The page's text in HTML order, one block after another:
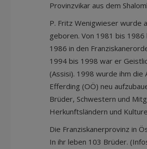
Provinzvikar aus dem
P. Fritz Wenigwieser wurde
geboren. Von 1981 bis
1986 in den
1994 bis 1998 war er
(Assisi). 1998 wurde ihm
Efferding (OÖ) neu
Brüder, Schwestern und
Herkunftsländern und
Die Franziskanerprovinz in
In ihr leben 103 Brüder.